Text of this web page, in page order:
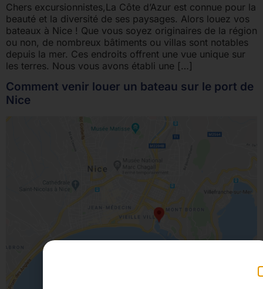
Chers excursionnistes,La Côte d’Azur est connue pour la
beauté et la diversité de ses paysages. Alors louez vos
bateaux à Nice ! Que vous soyez originaires de la région
ou non, de nombreux bâtiments ou villas sont notables
depuis la mer. Ces endroits offrent une vue unique sur
les terres. Nous vous avons établi une […]
Comment venir louer un bateau sur le port de
Nice